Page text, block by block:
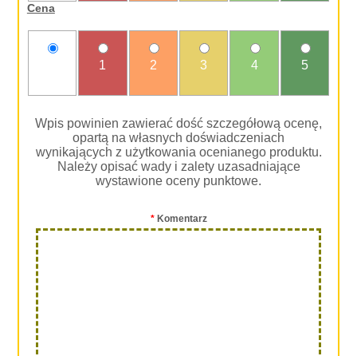
Cena
1 2 3 4 5
Wpis powinien zawierać dość szczegółową ocenę,
opartą na własnych doświadczeniach
wynikających z użytkowania ocenianego produktu.
Należy opisać wady i zalety uzasadniające
wystawione oceny punktowe.
*Komentarz